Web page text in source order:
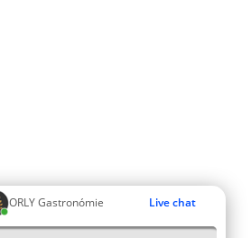
ORLY Gastronómie Live chat